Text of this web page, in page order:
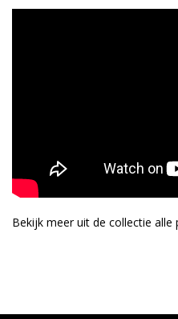
Bekijk meer uit de collectie alle